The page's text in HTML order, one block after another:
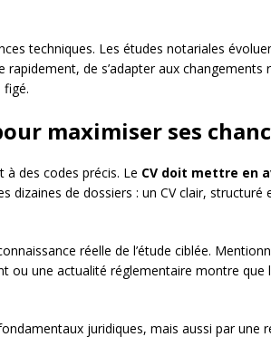
techniques. Les études notariales
rapidement, de s’adapter aux
figé.
maximiser ses
des codes précis. Le CV doit mettre en
dizaines de dossiers : un CV clair,
réelle de l’étude ciblée.
ou une actualité réglementaire montre
juridiques, mais aussi par